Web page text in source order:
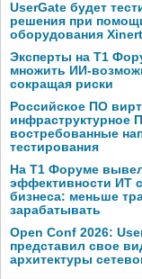
UserGate будет
решения при
оборудования
Эксперты на Т1
множить ИИ-
сокращая риски
Российское ПО
инфраструктурное
востребованные
тестирования
На Т1 Форуме
эффективности ИТ
бизнеса: меньше
зарабатывать
Open Conf 2026:
представил свое
архитектуры